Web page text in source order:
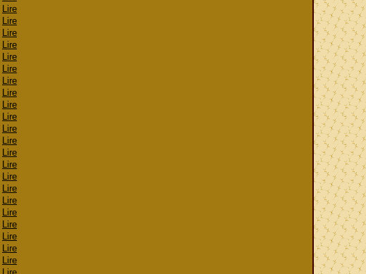
Lire
Lire
Lire
Lire
Lire
Lire
Lire
Lire
Lire
Lire
Lire
Lire
Lire
Lire
Lire
Lire
Lire
Lire
Lire
Lire
Lire
Lire